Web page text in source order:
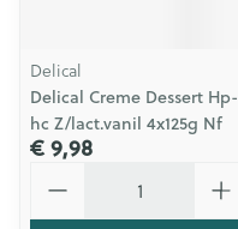
Delical
Delical Creme Dessert Hp-
hc Z/lact.vanil 4x125g Nf
€ 9,98